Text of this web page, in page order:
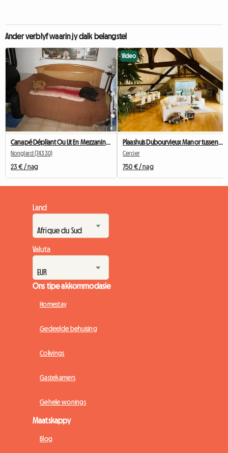
Ander verblyf waarin jy dalk belangstel
Canapé Dépliant Ou Lit En Mezzanine En Nuitée Uniquement
Nonglard (74330)
23 € / nag
Video
Plaashuis Dubourvieux Manor tussen Genève en Annecy (30')
Cercier
750 € / nag
Land
Valuta
Ons tipe akkommodasie
Homestay
Gedeelde behuising
Colivings
Gastekamers
Gehele wonings
Maatskappy
Blog